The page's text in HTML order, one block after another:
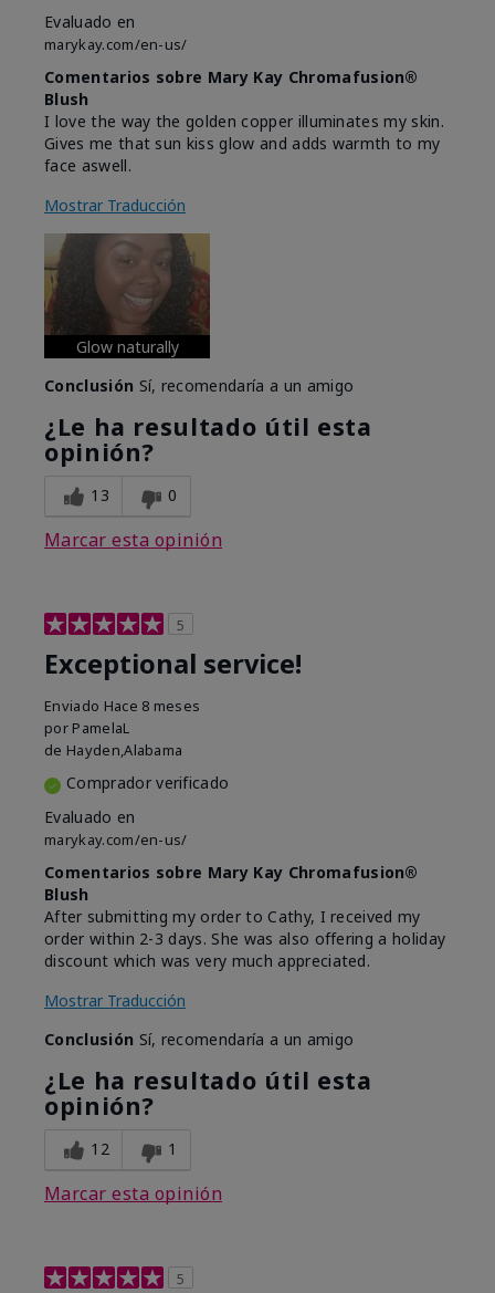
Evaluado en
marykay.com/en-us/
Comentarios sobre Mary Kay Chromafusion®
Blush
I love the way the golden copper illuminates my skin.
Gives me that sun kiss glow and adds warmth to my
face aswell.
Mostrar Traducción
Glow naturally
Conclusión Sí, recomendaría a un amigo
¿Le ha resultado útil esta
opinión?
13 0
Marcar esta opinión
5
Exceptional service!
Enviado Hace 8 meses
por PamelaL
de Hayden,Alabama
Comprador verificado
Evaluado en
marykay.com/en-us/
Comentarios sobre Mary Kay Chromafusion®
Blush
After submitting my order to Cathy, I received my
order within 2-3 days. She was also offering a holiday
discount which was very much appreciated.
Mostrar Traducción
Conclusión Sí, recomendaría a un amigo
¿Le ha resultado útil esta
opinión?
12 1
Marcar esta opinión
5